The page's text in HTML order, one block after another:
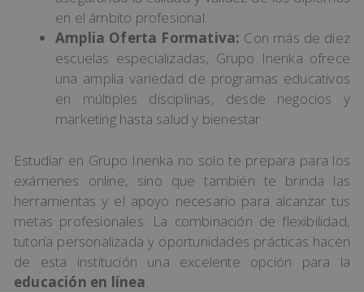
en el ámbito profesional
Amplia Oferta Formativa: Con más de diez
escuelas especializadas, Grupo Inenka ofrece
una amplia variedad de programas educativos
en múltiples disciplinas, desde negocios y
marketing hasta salud y bienestar​
Estudiar en Grupo Inenka no solo te prepara para los
exámenes online, sino que también te brinda las
herramientas y el apoyo necesario para alcanzar tus
metas profesionales. La combinación de flexibilidad,
tutoría personalizada y oportunidades prácticas hacen
de esta institución una excelente opción para la
educación en línea